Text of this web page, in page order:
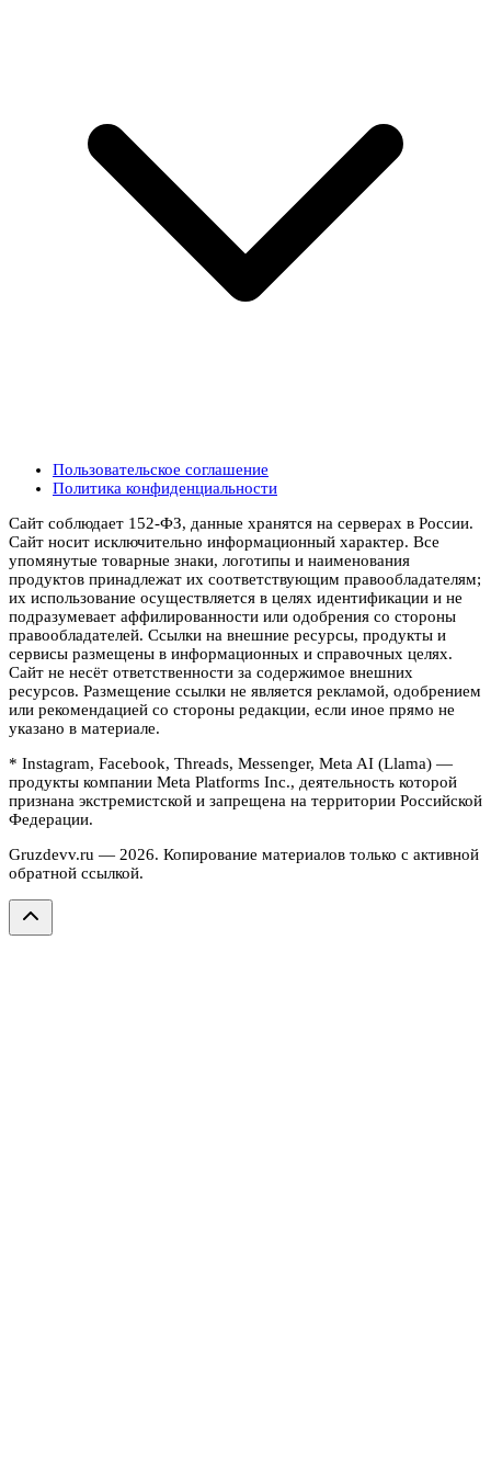
Пользовательское соглашение
Политика конфиденциальности
Сайт соблюдает 152-ФЗ, данные хранятся на серверах в России.
Сайт носит исключительно информационный характер. Все
упомянутые товарные знаки, логотипы и наименования
продуктов принадлежат их соответствующим правообладателям;
их использование осуществляется в целях идентификации и не
подразумевает аффилированности или одобрения со стороны
правообладателей. Ссылки на внешние ресурсы, продукты и
сервисы размещены в информационных и справочных целях.
Сайт не несёт ответственности за содержимое внешних
ресурсов. Размещение ссылки не является рекламой, одобрением
или рекомендацией со стороны редакции, если иное прямо не
указано в материале.
* Instagram, Facebook, Threads, Messenger, Meta AI (Llama) —
продукты компании Meta Platforms Inc., деятельность которой
признана экстремистской и запрещена на территории Российской
Федерации.
Gruzdevv.ru — 2026. Копирование материалов только с активной
обратной ссылкой.